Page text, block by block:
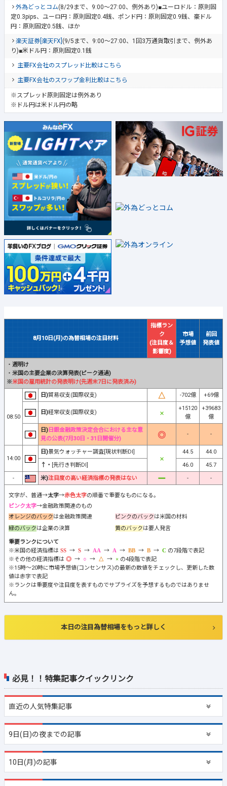
外為どっとコム(8/29まで、9:00～27:00、例外あり)■ユーロドル：原則固
定0.3pips、ユーロ円：原則固定0.4銭、ポンド円：原則固定0.9銭、豪ドル
円：原則固定0.5銭、ほか
楽天証券[楽天FX] (9/5まで、9:00～27:00、1回3万通貨取引まで、例外あ
り)■米ドル円：原則固定0.1銭
主要FX会社のスプレッド比較はこちら
主要FX会社のスワップ金利比較はこちら
※スプレッド原則固定は例外あり
※ドル円は米ドル円の略
必見！！特集記事クイックリンク
直近の人気特集記事
9日(日)の夜までの記事
10日(月)の記事
8月10日(月)の為替相場の注目材料
指標ラン
ク
(注目度＆
影響度)
市場
予想値
前回
発表値
・ 週明け
・ 米国の主要企業の決算発表(ピーク通過)
※米国の雇用統計の発表明け(先週末7日に発表済み)
08:50
日)貿易収支(国際収支) -702億 +69億
日)経常収支(国際収支)
+15120
億
+39683
億
日) 日銀金融政策決定会合における主な意
見の公表(7月30日・31日開催分)
- -
14:00
日)景気ウォッチャー調査[現状判断DI] 44.5
44.0
↑・ [先行き判断DI] 46.0
45.7
-
米)注目度の高い経済指標の発表はない - -
文字が、普通→太字→赤色太字の順番で重要なものになる。
ピンク太字→金融政策関連のもの
オレンジのバックは金融政策関連 ピンクのバックは米国の材料
緑のバックは企業の決算 黄のバックは要人発言
重要ランクについて
※米国の経済指標は
→ → → → → →
の7段階で表記
※その他の経済指標は
→ → →
の4段階で表記
※15時～20時に市場予想値(コンセンサス)の最新の数値をチェックし、更新した数
値は赤字で表記
※ランクは重要度や注目度を表すものでサプライズを予想するものではありませ
ん。
本日の注目為替相場をもっと詳しく